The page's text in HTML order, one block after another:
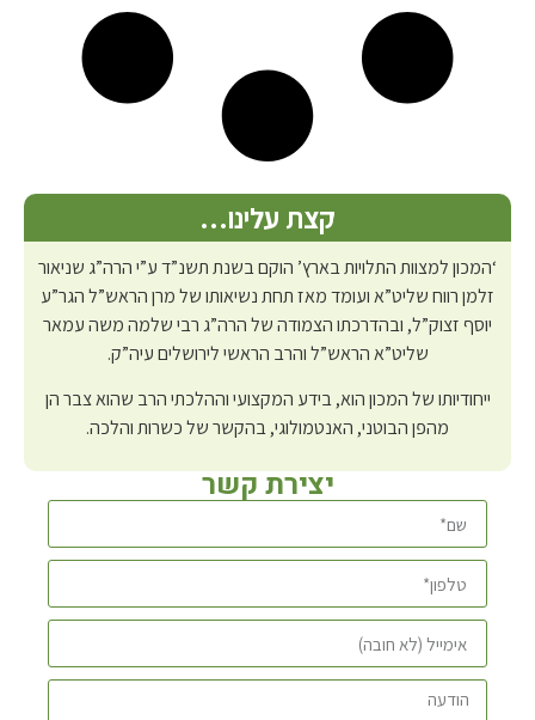
קצת עלינו…
‘המכון למצוות התלויות בארץ’ הוקם בשנת תשנ”ד ע”י הרה”ג שניאור
זלמן רווח שליט”א ועומד מאז תחת נשיאותו של מרן הראש”ל הגר”ע
יוסף זצוק”ל, ובהדרכתו הצמודה של הרה”ג רבי שלמה משה עמאר
שליט”א הראש”ל והרב הראשי לירושלים עיה”ק.
ייחודיותו של המכון הוא, בידע המקצועי וההלכתי הרב שהוא צבר הן
מהפן הבוטני, האנטמולוגי, בהקשר של כשרות והלכה.
יצירת קשר